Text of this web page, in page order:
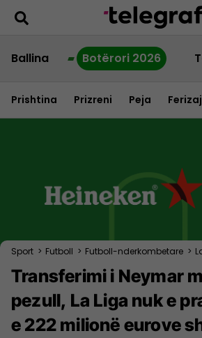
Ballina Botërori 2026
Prishtina Prizreni Peja Ferizaj
Sport > Futboll > Futboll-nderkombetare >
Transferimi i Neymar
pezull, La Liga nuk e
e 222 milionë eurove